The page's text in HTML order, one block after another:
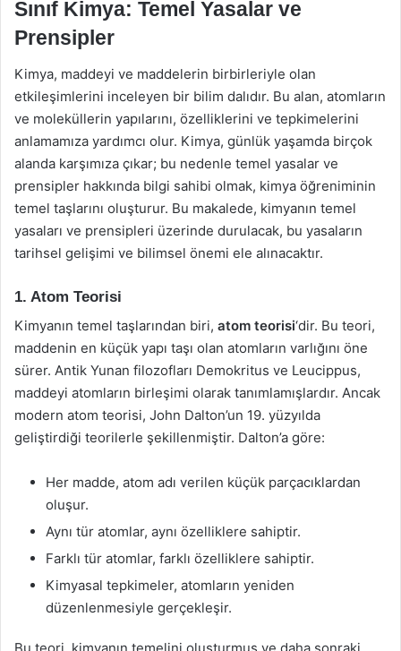
Sınıf Kimya: Temel Yasalar ve
Prensipler
Kimya, maddeyi ve maddelerin birbirleriyle olan
etkileşimlerini inceleyen bir bilim dalıdır. Bu alan, atomların
ve moleküllerin yapılarını, özelliklerini ve tepkimelerini
anlamamıza yardımcı olur. Kimya, günlük yaşamda birçok
alanda karşımıza çıkar; bu nedenle temel yasalar ve
prensipler hakkında bilgi sahibi olmak, kimya öğreniminin
temel taşlarını oluşturur. Bu makalede, kimyanın temel
yasaları ve prensipleri üzerinde durulacak, bu yasaların
tarihsel gelişimi ve bilimsel önemi ele alınacaktır.
1. Atom Teorisi
Kimyanın temel taşlarından biri, atom teorisi‘dir. Bu teori,
maddenin en küçük yapı taşı olan atomların varlığını öne
sürer. Antik Yunan filozofları Demokritus ve Leucippus,
maddeyi atomların birleşimi olarak tanımlamışlardır. Ancak
modern atom teorisi, John Dalton’un 19. yüzyılda
geliştirdiği teorilerle şekillenmiştir. Dalton’a göre:
Her madde, atom adı verilen küçük parçacıklardan
oluşur.
Aynı tür atomlar, aynı özelliklere sahiptir.
Farklı tür atomlar, farklı özelliklere sahiptir.
Kimyasal tepkimeler, atomların yeniden
düzenlenmesiyle gerçekleşir.